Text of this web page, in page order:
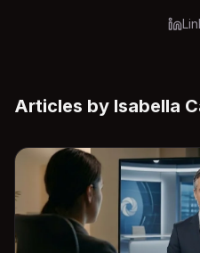
Articles by Isabella